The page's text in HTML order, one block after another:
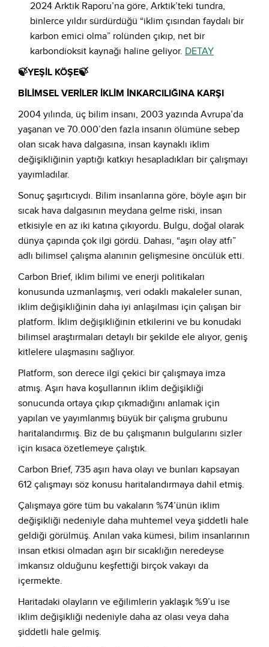
2024 Arktik Raporu’na göre, Arktik’teki tundra,
binlerce yıldır sürdürdüğü “iklim çısından faydalı bir
karbon emici olma” rolünden çıkıp, net bir
karbondioksit kaynağı haline geliyor. DETAY
🍃YEŞİL KÖŞE🍃
BİLİMSEL VERİLER İKLİM İNKARCILIĞINA KARŞI
2004 yılında, üç bilim insanı, 2003 yazında Avrupa’da
yaşanan ve 70.000’den fazla insanın ölümüne sebep
olan sıcak hava dalgasına, insan kaynaklı iklim
değişikliğinin yaptığı katkıyı hesapladıkları bir çalışmayı
yayımladılar.
Sonuç şaşırtıcıydı. Bilim insanlarına göre, böyle aşırı bir
sıcak hava dalgasının meydana gelme riski, insan
etkisiyle en az iki katına çıkıyordu. Bulgu, doğal olarak
dünya çapında çok ilgi gördü. Dahası, “aşırı olay atfı”
adlı bilimsel çalışma alanının gelişmesine öncülük etti.
Carbon Brief, iklim bilimi ve enerji politikaları
konusunda uzmanlaşmış, veri odaklı makaleler sunan,
iklim değişikliğinin daha iyi anlaşılması için çalışan bir
platform. İklim değişikliğinin etkilerini ve bu konudaki
bilimsel araştırmaları detaylı bir şekilde ele alıyor, geniş
kitlelere ulaşmasını sağlıyor.
Platform, son derece ilgi çekici bir çalışmaya imza
atmış. Aşırı hava koşullarının iklim değişikliği
sonucunda ortaya çıkıp çıkmadığını anlamak için
yapılan ve yayımlanmış büyük bir çalışma grubunu
haritalandırmış. Biz de bu çalışmanın bulgularını sizler
için kısaca özetlemeye çalıştık.
Carbon Brief, 735 aşırı hava olayı ve bunları kapsayan
612 çalışmayı söz konusu haritalandırmaya dahil etmiş.
Çalışmaya göre tüm bu vakaların %74’ünün iklim
değişikliği nedeniyle daha muhtemel veya şiddetli hale
geldiği görülmüş. Anılan vaka kümesi, bilim insanlarının
insan etkisi olmadan aşırı bir sıcaklığın neredeyse
imkansız olduğunu keşfettiği birçok vakayı da
içermekte.
Haritadaki olayların ve eğilimlerin yaklaşık %9’u ise
iklim değişikliği nedeniyle daha az olası veya daha
şiddetli hale gelmiş.